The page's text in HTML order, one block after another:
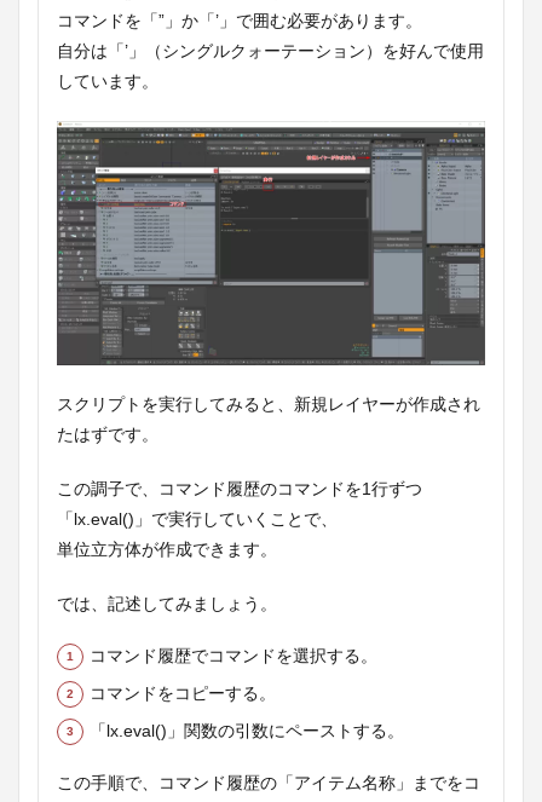
コマンドを「”」か「’」で囲む必要があります。
自分は「’」（シングルクォーテーション）を好んで使用
しています。
スクリプトを実行してみると、新規レイヤーが作成され
たはずです。
この調子で、コマンド履歴のコマンドを1行ずつ
「lx.eval()」で実行していくことで、
単位立方体が作成できます。
では、記述してみましょう。
コマンド履歴でコマンドを選択する。
コマンドをコピーする。
「lx.eval()」関数の引数にペーストする。
この手順で、コマンド履歴の「アイテム名称」までをコ